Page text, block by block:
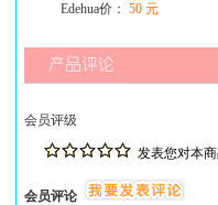
Edehua价： 50 元
会员评级
发表您对本
会员评论